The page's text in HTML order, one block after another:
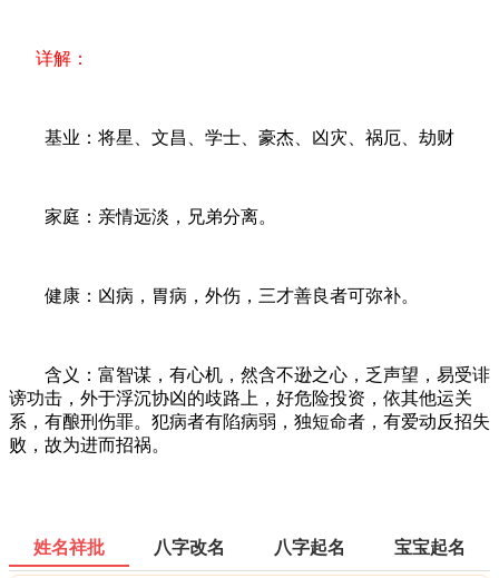
详解：
基业：将星、文昌、学士、豪杰、凶灾、祸厄、劫财
家庭：亲情远淡，兄弟分离。
健康：凶病，胃病，外伤，三才善良者可弥补。
含义：富智谋，有心机，然含不逊之心，乏声望，易受诽
谤功击，外于浮沉协凶的歧路上，好危险投资，依其他运关
系，有酿刑伤罪。犯病者有陷病弱，独短命者，有爱动反招失
败，故为进而招祸。
姓名祥批 八字改名 八字起名 宝宝起名